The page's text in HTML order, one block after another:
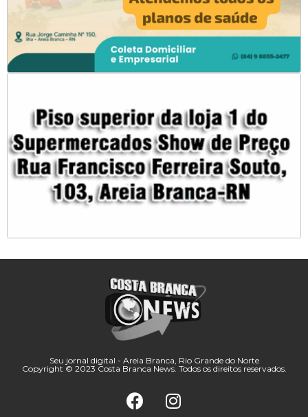
Seu jornal digital - Areia Branca, Rio Grande do Norte
Copyright © 2023 Costa Branca News. Todos os direitos reservados.